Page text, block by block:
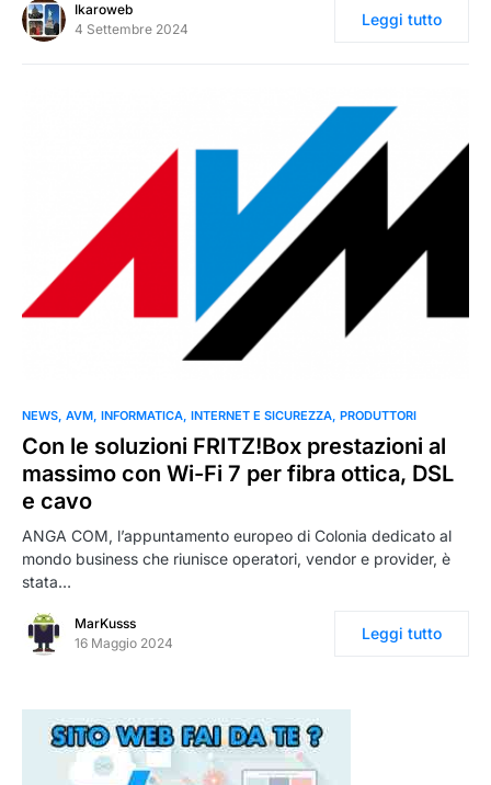
Ikaroweb
4 Settembre 2024
Leggi tutto
0
NEWS AVM INFORMATICA INTERNET E SICUREZZA PRODUTTORI
Con le soluzioni FRITZ!Box prestazioni al
massimo con Wi-Fi 7 per fibra ottica, DSL
e cavo
ANGA COM, l’appuntamento europeo di Colonia dedicato al
mondo business che riunisce operatori, vendor e provider, è
stata…
MarKusss
16 Maggio 2024
Leggi tutto